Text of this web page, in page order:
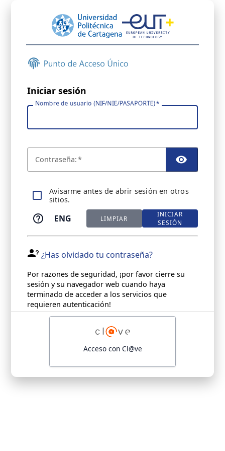
Iniciar sesión
Nombre de usuario (NIF/NIE/PASAPORTE)
Contraseña:
Avisarme antes de abrir sesión en otros
sitios.
ENG LIMPIAR
INICIAR
SESIÓN
¿Has olvidado tu contraseña?
Por razones de seguridad, ¡por favor cierre su
sesión y su navegador web cuando haya
terminado de acceder a los servicios que
requieren autenticación!